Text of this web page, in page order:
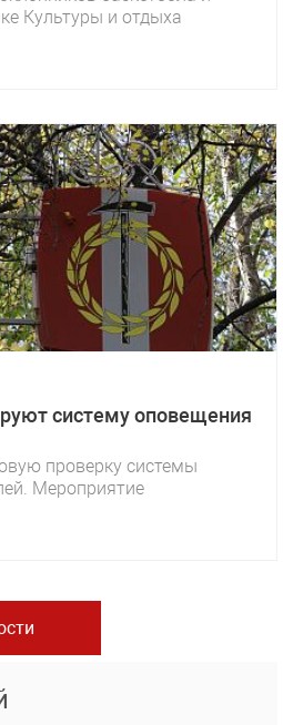
Культуры и отдыха
систему оповещения
проверку системы
Мероприятие